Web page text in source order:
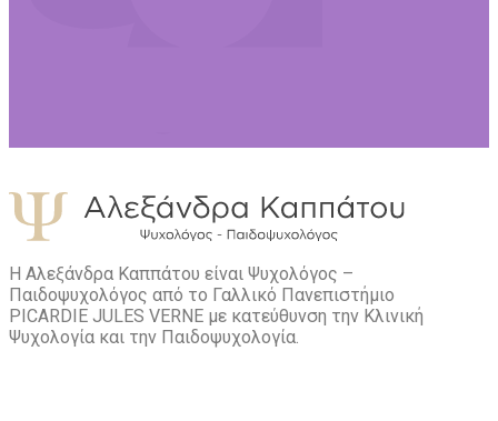
Η Αλεξάνδρα Καππάτου είναι Ψυχολόγος –
Παιδοψυχολόγος από το Γαλλικό Πανεπιστήμιο
PICARDIE JULES VERNE με κατεύθυνση την Kλινική
Ψυχολογία και την Παιδοψυχολογία.